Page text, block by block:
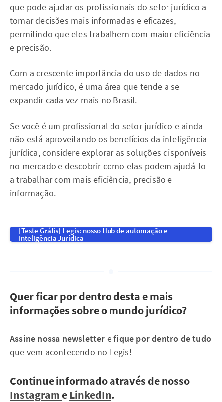
que pode ajudar os profissionais do setor jurídico a
tomar decisões mais informadas e eficazes,
permitindo que eles trabalhem com maior eficiência
e precisão.
Com a crescente importância do uso de dados no
mercado jurídico, é uma área que tende a se
expandir cada vez mais no Brasil.
Se você é um profissional do setor jurídico e ainda
não está aproveitando os benefícios da inteligência
jurídica, considere explorar as soluções disponíveis
no mercado e descobrir como elas podem ajudá-lo
a trabalhar com mais eficiência, precisão e
informação.
[Teste Grátis] Legis: nosso Hub de automação e
Inteligência Jurídica
Quer ficar por dentro desta e mais
informações sobre o mundo jurídico?
Assine nossa newsletter efique por dentro de tudo
que vem acontecendo no Legis!
Continue informado através de nosso
InstagrameLinkedIn.